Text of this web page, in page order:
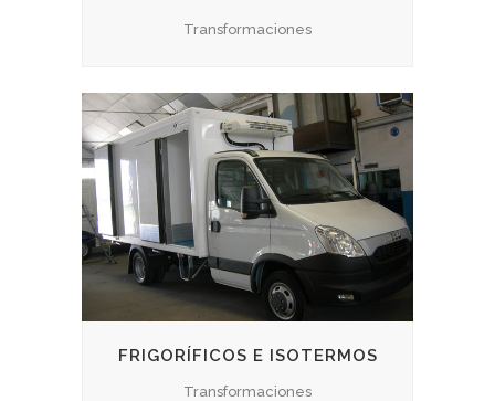
Transformaciones
FRIGORÍFICOS E ISOTERMOS
Transformaciones